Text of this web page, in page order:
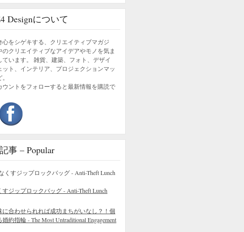
Designについて
心をシゲキする、クリエイティブマガジ
のクリエイティブなアイデアやモノを気ま
ています。 雑貨、建築、フォト、デザイ
ット、インテリア、プロジェクションマッ
ウントをフォローすると最新情報を購読で
事 – Popular
ジップロックバッグ - Anti-Theft Lunch
に合わせられれば成功まちがいなし？！個
約指輪 - The Most Untraditional Engagement